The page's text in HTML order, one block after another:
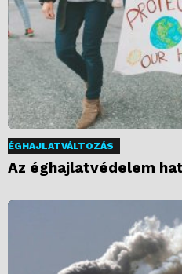
ÉGHAJLATVÁLTOZÁS
Az éghajlatvédelem